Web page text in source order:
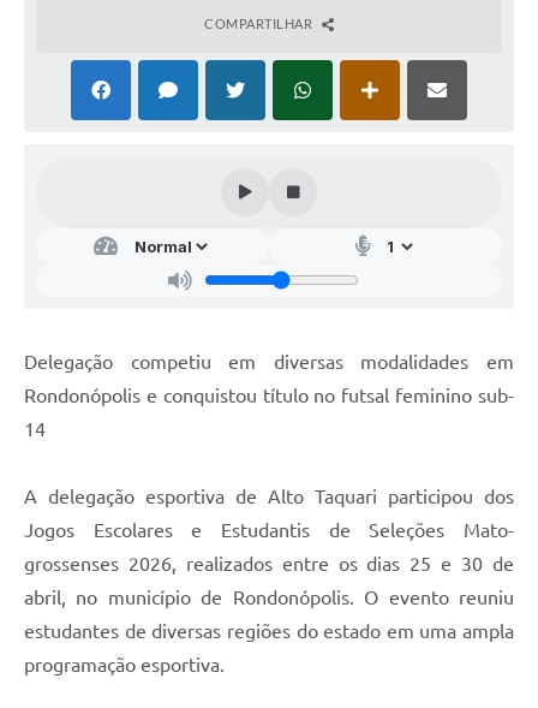
COMPARTILHAR
Delegação competiu em diversas modalidades em
Rondonópolis e conquistou título no futsal feminino sub-
14
A delegação esportiva de Alto Taquari participou dos
Jogos Escolares e Estudantis de Seleções Mato-
grossenses 2026, realizados entre os dias 25 e 30 de
abril, no município de Rondonópolis. O evento reuniu
estudantes de diversas regiões do estado em uma ampla
programação esportiva.